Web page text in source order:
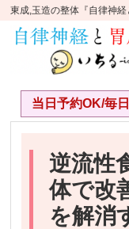
東成,玉造の整体『自律神
当日予約OK/毎
逆流性
体で改
を解消